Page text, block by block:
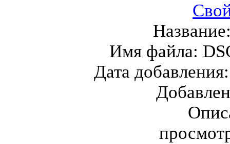
Имя файла:
Дата